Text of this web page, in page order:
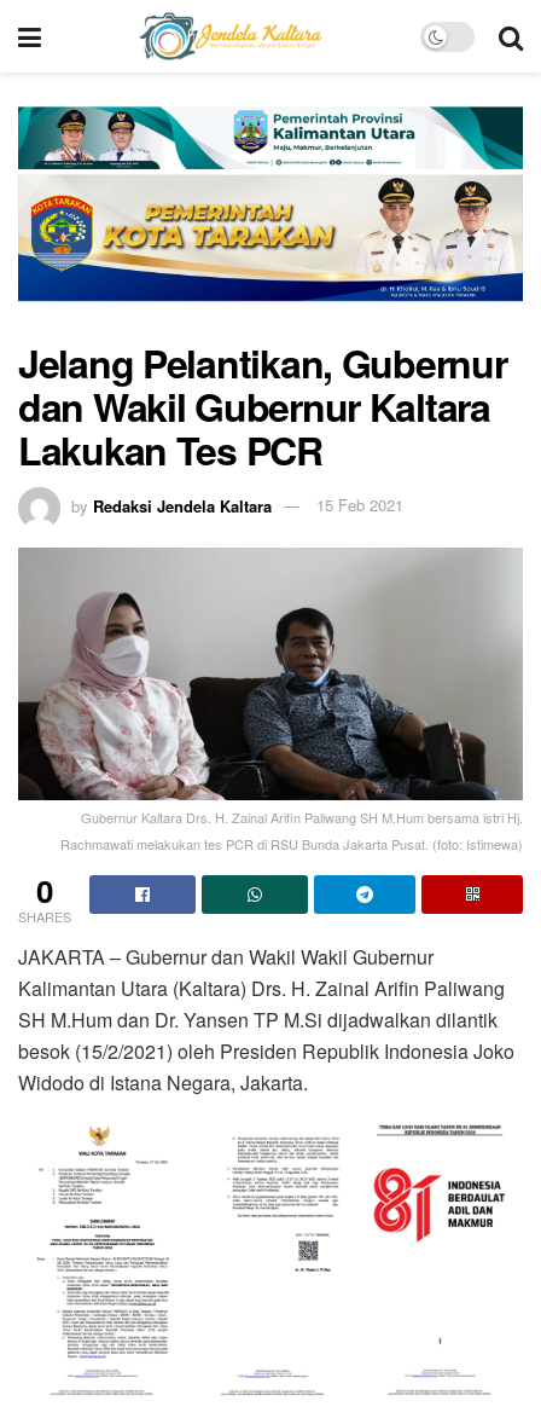
Jelang Pelantikan, Gubernur
dan Wakil Gubernur Kaltara
Lakukan Tes PCR
by Redaksi Jendela Kaltara 15 Feb 2021
Gubernur Kaltara Drs. H. Zainal Arifin Paliwang SH M.Hum bersama istri Hj.
Rachmawati melakukan tes PCR di RSU Bunda Jakarta Pusat. (foto: Istimewa)
0
SHARES
JAKARTA – Gubernur dan Wakil Wakil Gubernur
Kalimantan Utara (Kaltara) Drs. H. Zainal Arifin Paliwang
SH M.Hum dan Dr. Yansen TP M.Si dijadwalkan dilantik
besok (15/2/2021) oleh Presiden Republik Indonesia Joko
Widodo di Istana Negara, Jakarta.